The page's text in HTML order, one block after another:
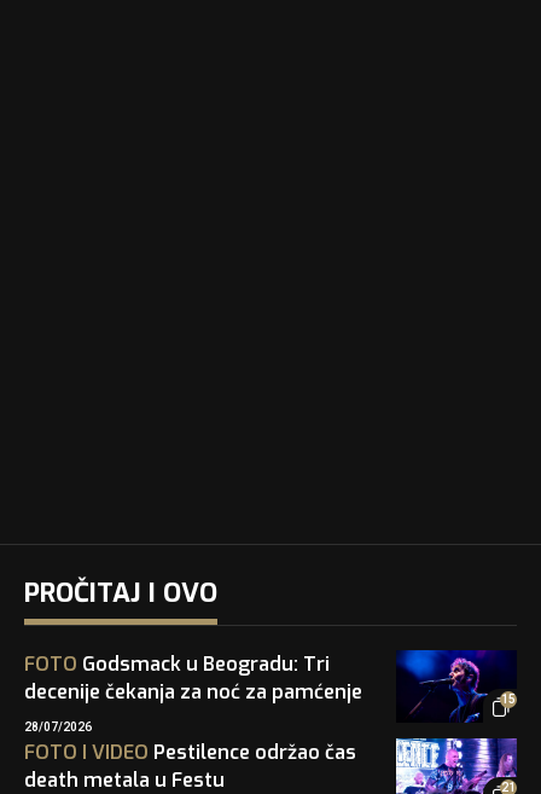
PROČITAJ I OVO
15
FOTO Godsmack u Beogradu: Tri
decenije čekanja za noć za pamćenje
28/07/2026
21
FOTO I VIDEO Pestilence održao čas
death metala u Festu